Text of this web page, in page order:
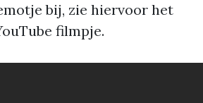
bij, zie hiervoor het
filmpje.